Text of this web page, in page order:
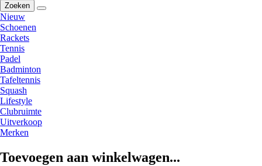
Zoeken
Nieuw
Schoenen
Rackets
Tennis
Padel
Badminton
Tafeltennis
Squash
Lifestyle
Clubruimte
Uitverkoop
Merken
Toevoegen aan winkelwagen...